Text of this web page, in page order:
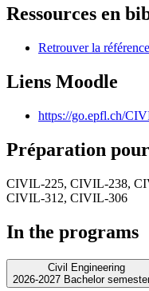
Ressources en
Retrouver la
Liens Moodle
https://go.epfl.ch/
Préparation pour
CIVIL-225, CIVIL-238,
CIVIL-312, CIVIL-306
In the programs
Civil Engineering
2026-2027 Bachelor